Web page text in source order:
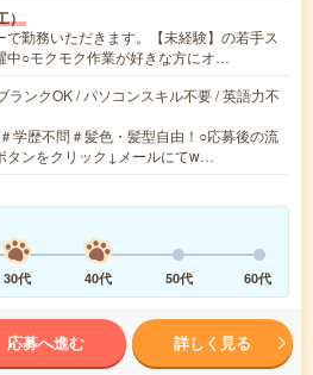
）
で勤務いただきます。【未経験】の若手ス
中○モクモク作業が好きな方にオ…
ランクOK / パソコンスキル不要 / 英語力不
学歴不問＃髪色・髪型自由！○応募後の流
タンをクリック↓メールにてw…
30代 40代 50代 60代
応募へ進む 詳しく見る